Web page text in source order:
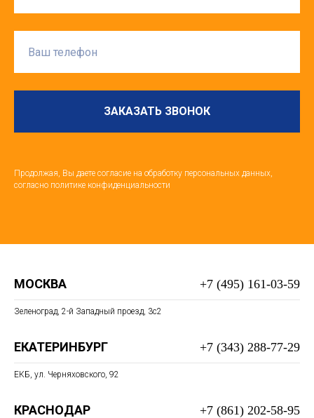
ЗАКАЗАТЬ ЗВОНОК
Продолжая, Вы даете согласие на обработку персональных данных,
согласно политике конфиденциальности
МОСКВА +7 (495) 161-03-59
Зеленоград, 2-й Западный проезд, 3c2
ЕКАТЕРИНБУРГ +7 (343) 288-77-29
ЕКБ, ул. Черняховского, 92
КРАСНОДАР +7 (861) 202-58-95